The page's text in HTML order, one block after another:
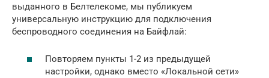
выданного в Белтелекоме, мы публикуем
универсальную инструкцию для подключения
беспроводного соединения на Байфлай:
Повторяем пункты 1-2 из предыдущей
настройки, однако вместо «Локальной сети»